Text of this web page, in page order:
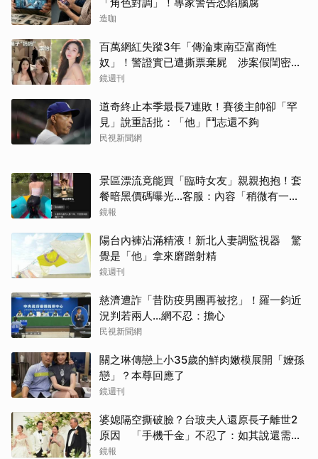
造咖
百萬網紅失蹤3年「傳淪東南亞富商性
奴」！警證實已遭撕票棄屍 涉案假閨密近
況曝光
鏡週刊
道奇終止本季最長7連敗！賽後主帥卻「罕
見」說重話批：「他」鬥志還不夠
民視新聞網
景區漂流竟能買「臨時女友」親親抱抱！套
餐暗黑價碼曝光…客服：內容「稍微有一點
尺度」
鏡報
陽台內褲沾滿精液！新北人妻調監視器 驚
覺是「他」拿來磨蹭射精
鏡週刊
慈濟遭詐「昔防疫男團再被挖」！羅一鈞近
況判若兩人…網不忍：擔心
民視新聞網
關之琳傳戀上小35歲的鮮肉嫩模展開「嬤孫
戀」？本尊回應了
鏡週刊
婆媳隔空撕破臉？台玻夫人還原長子離世2
原因 「手機千金」不忍了：如其說還需要
離開嗎？
鏡報